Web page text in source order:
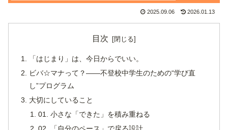
2025.09.06 2026.01.13
目次
「はじまり」は、今日からでいい。
ビバ☆マナって？——不登校中学生のための“学び直
し”プログラム
大切にしていること
01. 小さな「できた」を積み重ねる